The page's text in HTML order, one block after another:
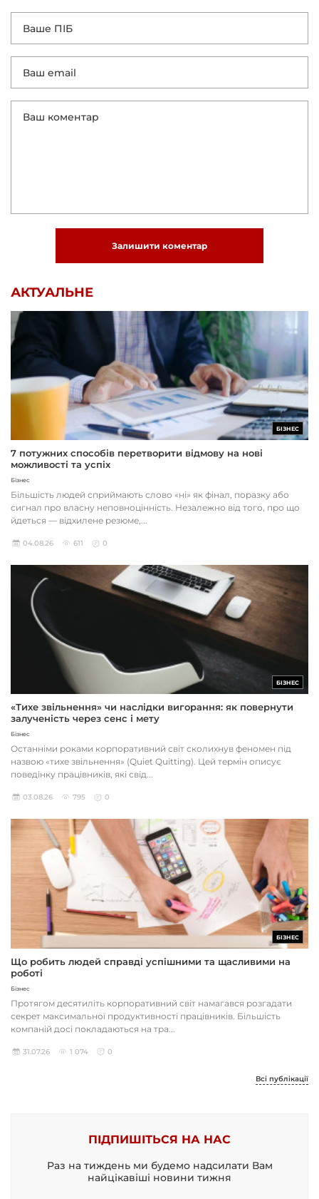
Залишити коментар
АКТУАЛЬНЕ
БІЗНЕС
7 потужних способів перетворити відмову на нові
можливості та успіх
Бізнес
Більшість людей сприймають слово «ні» як фінал, поразку або
сигнал про власну неповноцінність. Незалежно від того, про що
йдеться — відхилене резюме,...
04.08.26 611 0
БІЗНЕС
«Тихе звільнення» чи наслідки вигорання: як повернути
залученість через сенс і мету
Бізнес
Останніми роками корпоративний світ сколихнув феномен під
назвою «тихе звільнення» (Quiet Quitting). Цей термін описує
поведінку працівників, які свід...
03.08.26 795 0
БІЗНЕС
Що робить людей справді успішними та щасливими на
роботі
Бізнес
Протягом десятиліть корпоративний світ намагався розгадати
секрет максимальної продуктивності працівників. Більшість
компаній досі покладаються на тра...
31.07.26 1 074 0
Всі публікації
ПІДПИШІТЬСЯ НА НАС
Раз на тиждень ми будемо надсилати Вам
найцікавіші новини тижня